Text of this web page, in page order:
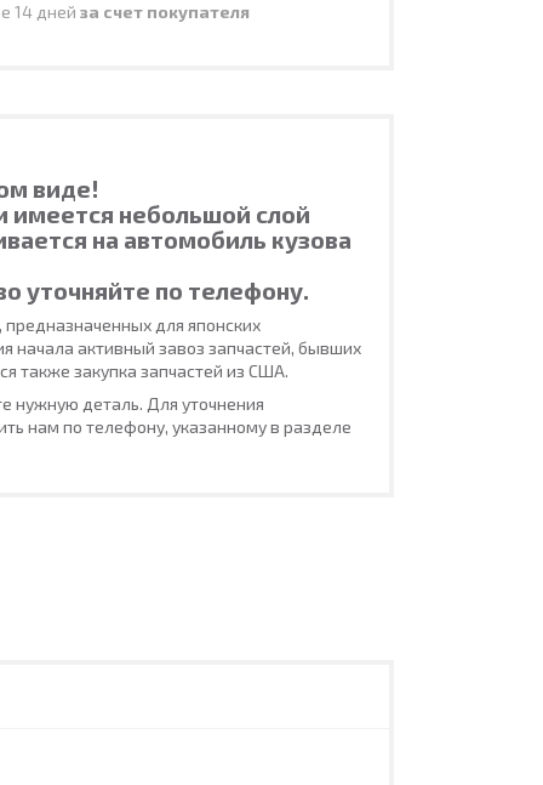
14 дней за счет покупателя
виде!
имеется небольшой слой
на автомобиль кузова
уточняйте по телефону.
для японских
начала активный завоз запчастей, бывших
также закупка запчастей из США.
нужную деталь. Для уточнения
нам по телефону, указанному в разделе